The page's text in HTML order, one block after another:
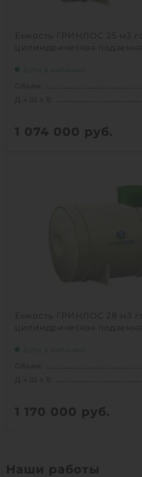
Емкость ГРИНЛОС 25 м3
цилиндрическая
Есть в наличии
Объем:
Д х Ш х В:
1 074 000 руб.
Емкость ГРИНЛОС 28 м3
цилиндрическая
Есть в наличии
Объем:
Д х Ш х В:
Объем:
1 170 000 руб.
Наши работы